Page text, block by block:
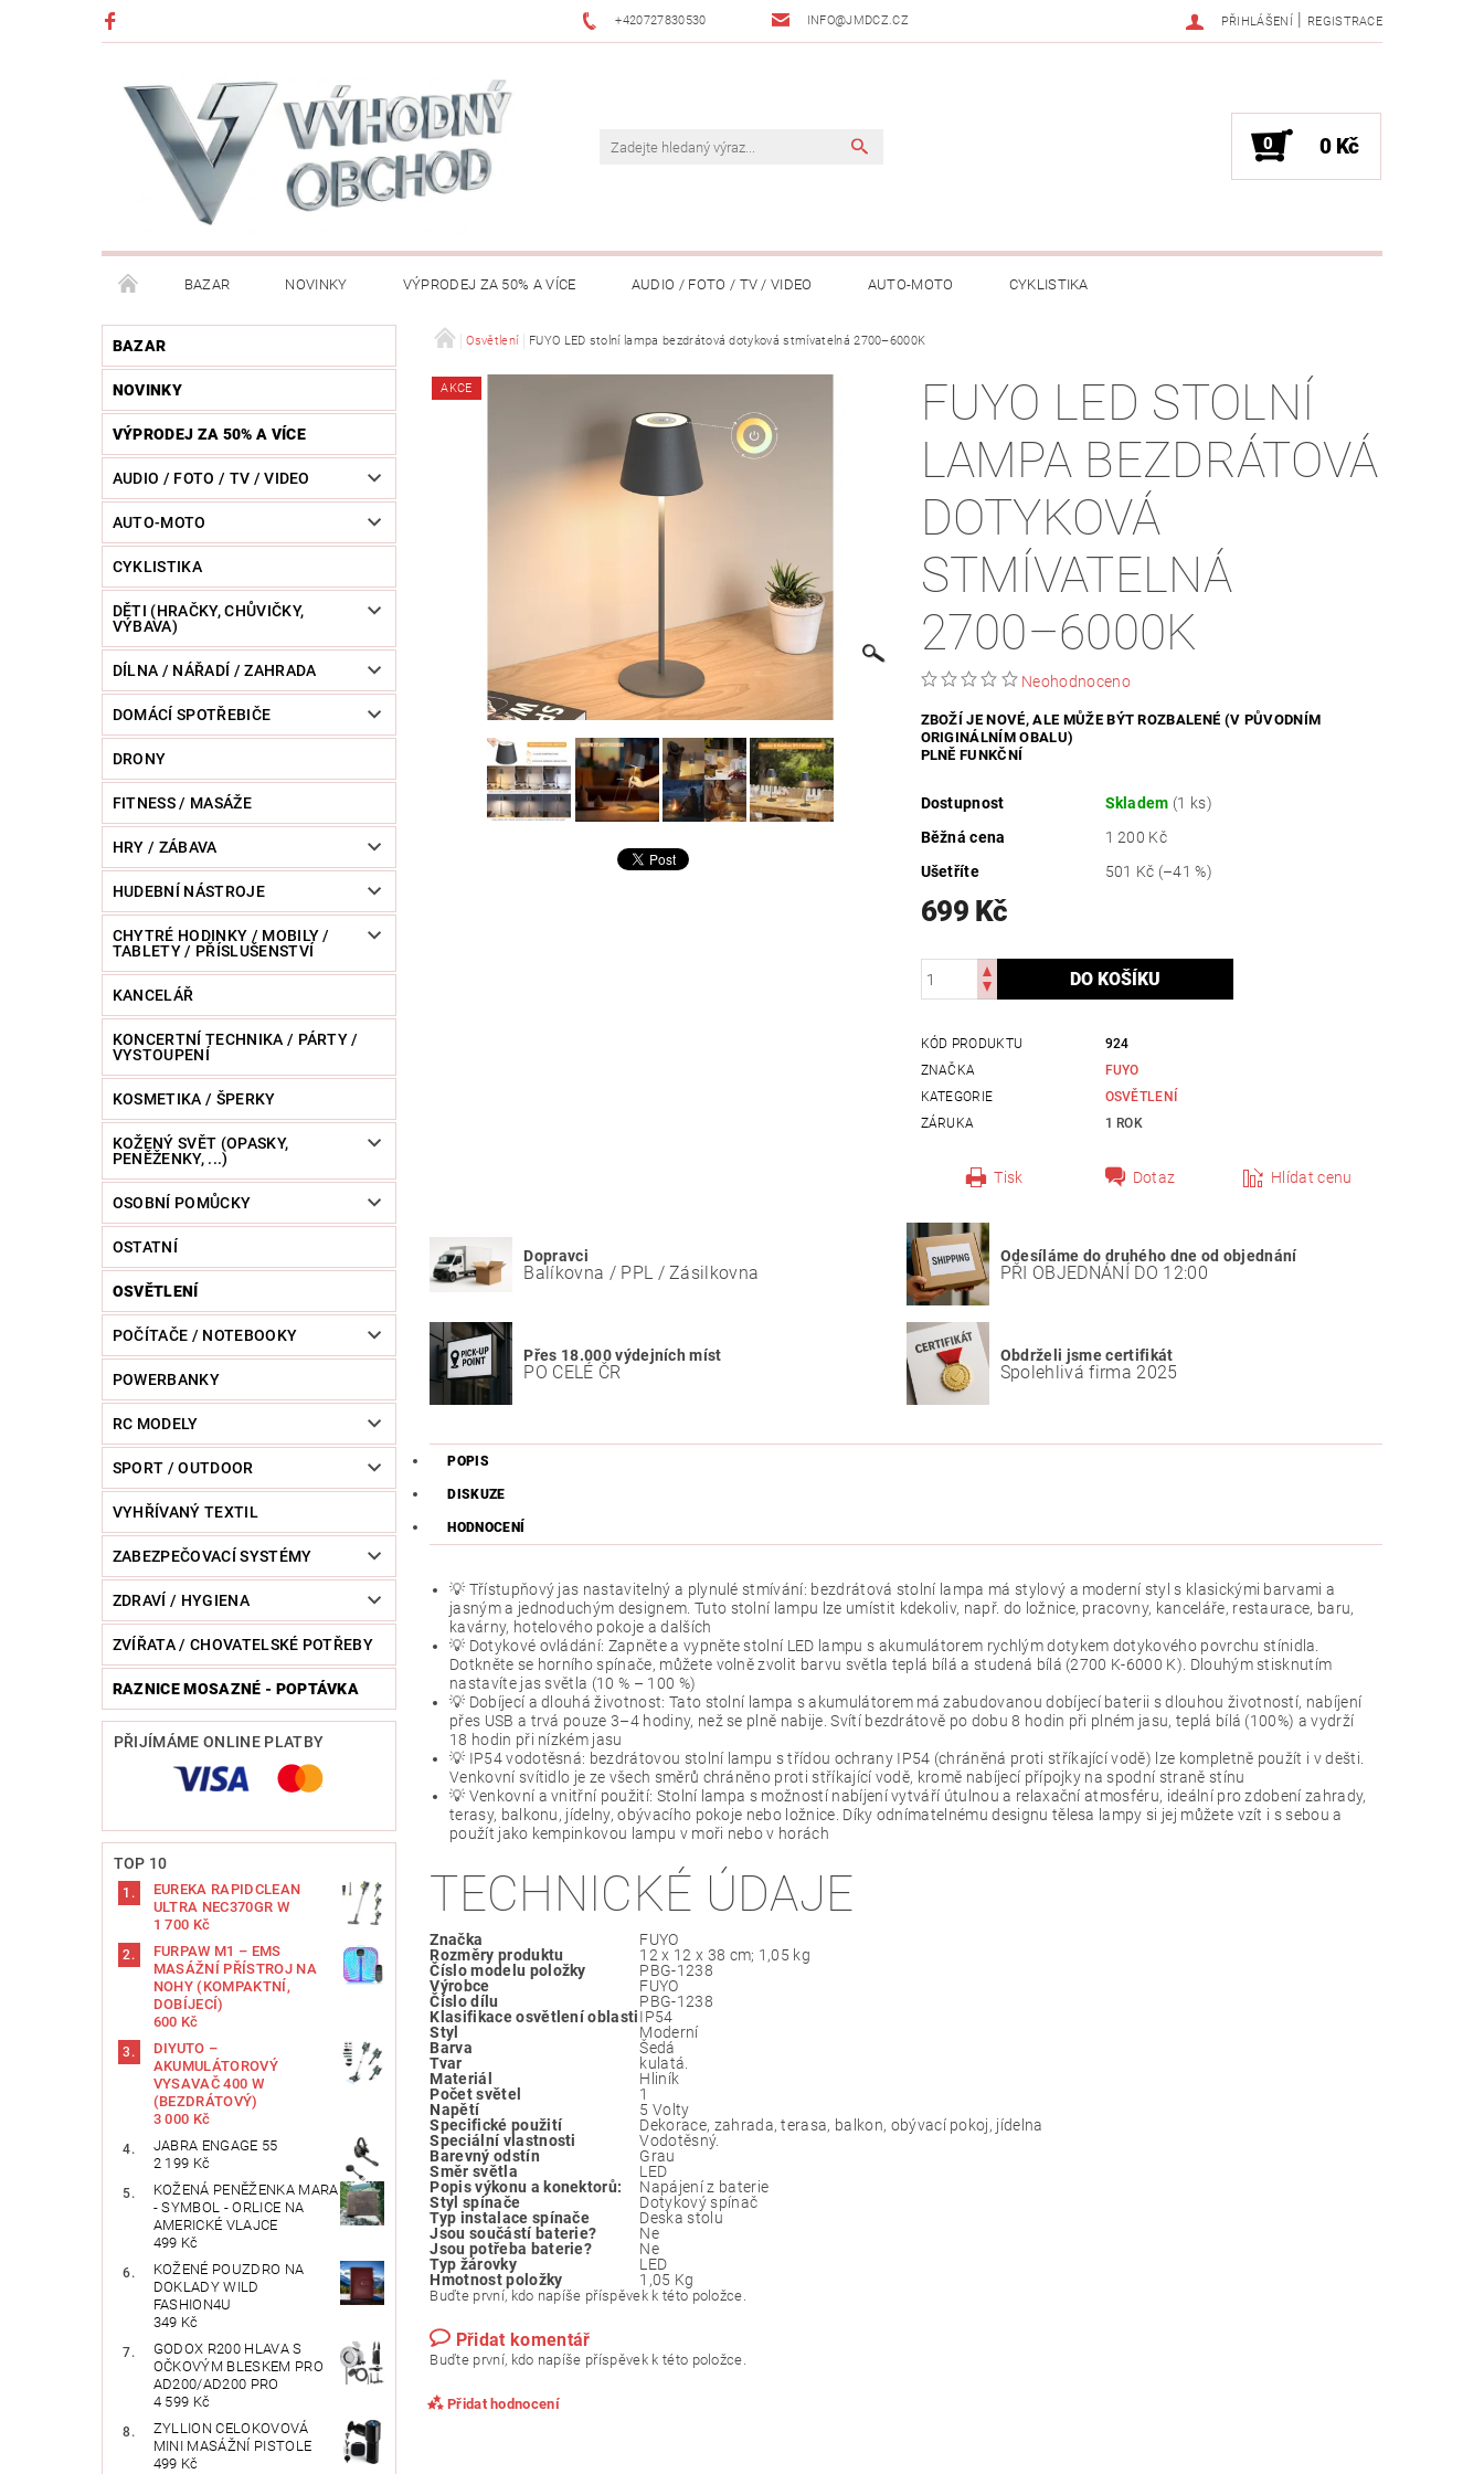
+420727830530 INFO@JMDCZ.CZ PŘIHLÁŠENÍ | REGISTRACE
0 0 Kč
BAZAR NOVINKY VÝPRODEJ ZA 50% A VÍCE AUDIO / FOTO / TV / VIDEO AUTO-MOTO CYKLISTIKA
DĚTI (HRAČKY, CHŮVIČKY, VÝBAVA) DÍLNA / NÁŘADÍ / ZAHRADA DOMÁCÍ SPOTŘEBIČE DRONY
HUDEBNÍ NÁSTROJE CHYTRÉ HODINKY / MOBILY / TABLETY / PŘÍSLUŠENSTVÍ KONCERTNÍ TECHNIKA / PÁRTY / VYSTOUPENÍ
KOSMETIKA / ŠPERKY KOŽENÝ SVĚT (OPASKY, PENĚŽENKY, ...) OSOBNÍ POMŮCKY OSVĚTLENÍ POČÍTAČE / NOTEBOOKY
POWERBANKY VYHŘÍVANÝ TEXTIL ZABEZPEČOVACÍ SYSTÉMY ZDRAVÍ / HYGIENA
ZVÍŘATA / CHOVATELSKÉ POTŘEBY OBCHODNÍ PODMÍNKY KONTAKTY
BAZAR
NOVINKY
VÝPRODEJ ZA 50% A VÍCE
AUDIO / FOTO / TV / VIDEO
AUTO-MOTO
CYKLISTIKA
DĚTI (HRAČKY, CHŮVIČKY,
VÝBAVA)
DÍLNA / NÁŘADÍ / ZAHRADA
DOMÁCÍ SPOTŘEBIČE
DRONY
FITNESS / MASÁŽE
HRY / ZÁBAVA
HUDEBNÍ NÁSTROJE
CHYTRÉ HODINKY / MOBILY /
TABLETY / PŘÍSLUŠENSTVÍ
KANCELÁŘ
KONCERTNÍ TECHNIKA / PÁRTY /
VYSTOUPENÍ
KOSMETIKA / ŠPERKY
KOŽENÝ SVĚT (OPASKY,
PENĚŽENKY, ...)
OSOBNÍ POMŮCKY
OSTATNÍ
OSVĚTLENÍ
POČÍTAČE / NOTEBOOKY
POWERBANKY
RC MODELY
SPORT / OUTDOOR
VYHŘÍVANÝ TEXTIL
ZABEZPEČOVACÍ SYSTÉMY
ZDRAVÍ / HYGIENA
ZVÍŘATA / CHOVATELSKÉ POTŘEBY
RAZNICE MOSAZNÉ - POPTÁVKA
PŘIJÍMÁME ONLINE PLATBY
TOP 10
EUREKA RAPIDCLEAN
ULTRA NEC370GR W
1 700 Kč
FURPAW M1 – EMS
MASÁŽNÍ PŘÍSTROJ NA
NOHY (KOMPAKTNÍ,
DOBÍJECÍ)
600 Kč
DIYUTO –
AKUMULÁTOROVÝ
VYSAVAČ 400 W
(BEZDRÁTOVÝ)
3 000 Kč
JABRA ENGAGE 55
2 199 Kč
KOŽENÁ PENĚŽENKA MARA
- SYMBOL - ORLICE NA
AMERICKÉ VLAJCE
499 Kč
KOŽENÉ POUZDRO NA
DOKLADY WILD
FASHION4U
349 Kč
GODOX R200 HLAVA S
OČKOVÝM BLESKEM PRO
AD200/AD200 PRO
4 599 Kč
ZYLLION CELOKOVOVÁ
MINI MASÁŽNÍ PISTOLE
499 Kč
Osvětlení FUYO LED stolní lampa bezdrátová dotyková stmívatelná 2700–6000K
AKCE
FUYO LED STOLNÍ
LAMPA BEZDRÁTOVÁ
DOTYKOVÁ
STMÍVATELNÁ
2700–6000K
Neohodnoceno
ZBOŽÍ JE NOVÉ, ALE MŮŽE BÝT ROZBALENÉ (V PŮVODNÍM
ORIGINÁLNÍM OBALU)
PLNĚ FUNKČNÍ
Dostupnost Skladem (1 ks)
Běžná cena
1 200 Kč
Ušetříte
501 Kč (–41 %)
699 Kč
KÓD PRODUKTU
924
ZNAČKA
FUYO
KATEGORIE
OSVĚTLENÍ
ZÁRUKA
1 ROK
Tisk Dotaz Hlídat cenu
Dopravci
Balíkovna / PPL / Zásilkovna
Odesíláme do druhého dne od objednání
PŘI OBJEDNÁNÍ DO 12:00
Přes 18.000 výdejních míst
PO CELÉ ČR
Obdrželi jsme certifikát
Spolehlivá firma 2025
POPIS
DISKUZE
HODNOCENÍ
💡 Třístupňový jas nastavitelný a plynulé stmívání: bezdrátová stolní lampa má stylový a moderní styl s klasickými barvami a
jasným a jednoduchým designem. Tuto stolní lampu lze umístit kdekoliv, např. do ložnice, pracovny, kanceláře, restaurace, baru,
kavárny, hotelového pokoje a dalších
💡 Dotykové ovládání: Zapněte a vypněte stolní LED lampu s akumulátorem rychlým dotykem dotykového povrchu stínidla.
Dotkněte se horního spínače, můžete volně zvolit barvu světla teplá bílá a studená bílá (2700 K-6000 K). Dlouhým stisknutím
nastavíte jas světla (10 % – 100 %)
💡 Dobíjecí a dlouhá životnost: Tato stolní lampa s akumulátorem má zabudovanou dobíjecí baterii s dlouhou životností, nabíjení
přes USB a trvá pouze 3–4 hodiny, než se plně nabije. Svítí bezdrátově po dobu 8 hodin při plném jasu, teplá bílá (100%) a vydrží
18 hodin při nízkém jasu
💡 IP54 vodotěsná: bezdrátovou stolní lampu s třídou ochrany IP54 (chráněná proti stříkající vodě) lze kompletně použít i v dešti.
Venkovní svítidlo je ze všech směrů chráněno proti stříkající vodě, kromě nabíjecí přípojky na spodní straně stínu
💡 Venkovní a vnitřní použití: Stolní lampa s možností nabíjení vytváří útulnou a relaxační atmosféru, ideální pro zdobení zahrady,
terasy, balkonu, jídelny, obývacího pokoje nebo ložnice. Díky odnímatelnému designu tělesa lampy si jej můžete vzít i s sebou a
použít jako kempinkovou lampu v moři nebo v horách
TECHNICKÉ ÚDAJE
Značka
‎FUYO
Rozměry produktu
‎12 x 12 x 38 cm; 1,05 kg
Číslo modelu položky
‎PBG-1238
Výrobce
‎FUYO
Číslo dílu
‎PBG-1238
Klasifikace osvětlení oblasti‎IP54
Styl
‎Moderní
Barva
‎Šedá
Tvar
‎kulatá.
Materiál
‎Hliník
Počet světel
‎1
Napětí
‎5 Volty
Specifické použití
Dekorace, zahrada, terasa, balkon, obývací pokoj, jídelna
Speciální vlastnosti
‎Vodotěsný.
Barevný odstín
‎Grau
Směr světla
‎LED
Popis výkonu a konektorů:
‎Napájení z baterie
Styl spínače
‎Dotykový spínač
Typ instalace spínače
‎Deska stolu
Jsou součástí baterie?
‎Ne
Jsou potřeba baterie?
‎Ne
Typ žárovky
‎LED
Hmotnost položky
‎1,05 Kg
Buďte první, kdo napíše příspěvek k této položce.
Přidat komentář
Buďte první, kdo napíše příspěvek k této položce.
Přidat hodnocení